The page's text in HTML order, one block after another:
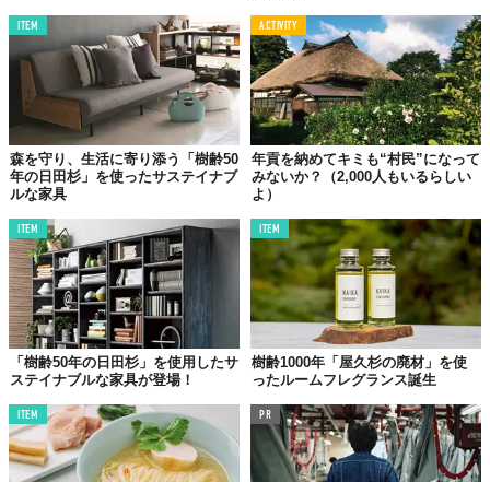
ITEM
森を守り、生活に寄り添う「樹齢50
年の日田杉」を使ったサステイナブ
ルな家具
ACTIVITY
年貢を納めてキミも“村民”になって
みないか？（2,000人もいるらしい
よ）
ITEM
「樹齢50年の日田杉」を使用したサ
ステイナブルな家具が登場！
ITEM
樹齢1000年「屋久杉の廃材」を使
ったルームフレグランス誕生
ITEM PR